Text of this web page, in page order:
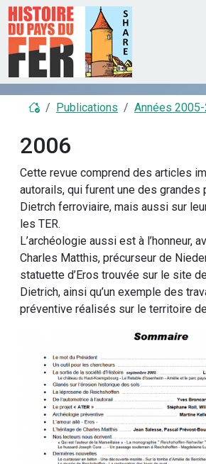
Publications Années
2006
Cette revue comprend des articles
autorails, qui furent une des grandes
Dietrch ferroviaire, mais aussi sur
les TER.
L’archéologie aussi est à l’honneur,
Charles Matthis, précurseur de
statuette d’Eros trouvée sur le site
Dietrich, ainsi qu’un exemple des
préventive réalisés sur le territoire